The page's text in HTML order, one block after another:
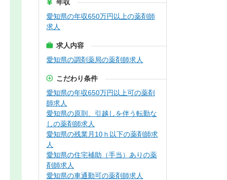
年収
愛知県の年収650万円以上の薬剤師
求人
求人内容
愛知県の調剤薬局の薬剤師求人
こだわり条件
愛知県の年収650万円以上可の薬剤
師求人
愛知県の原則、引越しを伴う転勤な
しの薬剤師求人
愛知県の残業月10ｈ以下の薬剤師求
人
愛知県の住宅補助（手当）ありの薬
剤師求人
愛知県の車通勤可の薬剤師求人